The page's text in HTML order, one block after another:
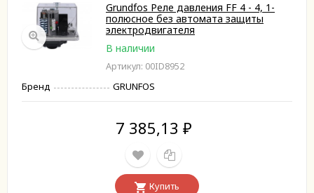
Grundfos Реле давления FF 4 - 4, 1-
полюсное без автомата защиты
электродвигателя
В наличии
Артикул: 00ID8952
Бренд GRUNFOS
7 385,13 ₽
Купить